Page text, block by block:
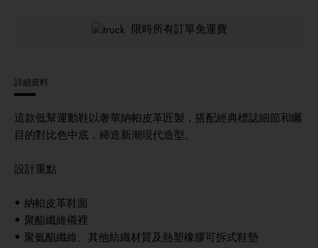
限時所有訂單免運費
詳細資料
這款低幫運動鞋以奢華納帕皮革匠製，搭配經典標誌細節和矚
目的對比色中底，締造新潮現代造型。
設計重點
• 納帕皮革鞋面
• 聚酯纖維襯裡
• 聚氨酯纖維、其他紡織材質及熱塑橡膠可拆式鞋墊